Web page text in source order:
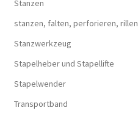
Stanzen
stanzen, falten, perforieren, rillen
Stanzwerkzeug
Stapelheber und Stapellifte
Stapelwender
Transportband